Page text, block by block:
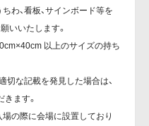
わ、看板、サインボード等を
いいたします。
以上のサイズの持ち
切な記載を発見した場合は、
ます。
の際に会場に設置しており